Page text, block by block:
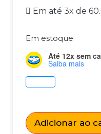
Em até 3x de
Em estoque
Até 12x sem
Saiba mais
Adicionar ao